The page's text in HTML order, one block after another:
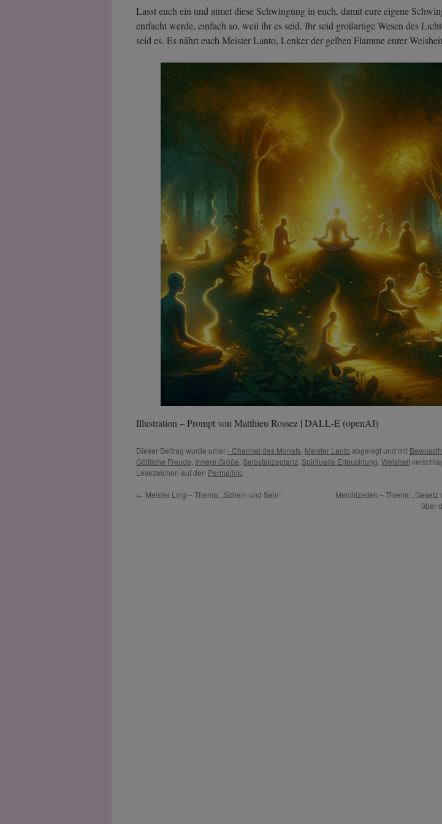
Lasst euch ein und atmet diese Schwingung in euch, damit eure eigene
entfacht werde, einfach so, weil ihr es seid. Ihr seid großartige Wesen des
seid es. Es nährt euch Meister Lanto, Lenker der gelben Flamme eurer
Illustration – Prompt von Matthieu Rossez | DALL-E (openAI)
Dieser Beitrag wurde unter- Channel des Monats Meister Lanto abgelegt und mit
Göttliche Freude Innere Größe Selbstakzeptanz Spirituelle Erleuchtung Weisheit
Lesezeichen auf den Permalink
← Meister Ling – Thema: „Schein und Sein“
Melchizedek – Thema: „Gesetz
über